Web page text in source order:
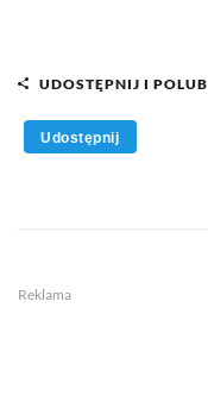
UDOSTĘPNIJ I POLUB
Udostępnij
Reklama